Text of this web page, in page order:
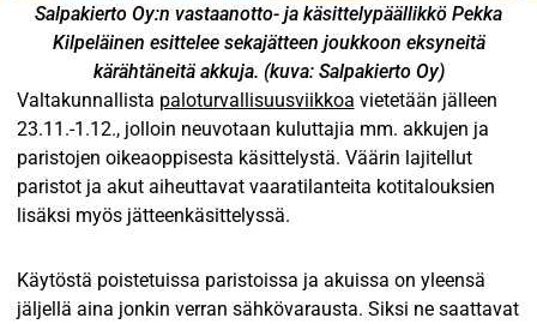
Salpakierto Oy:n vastaanotto- ja käsittelypäällikkö Pekka
Kilpeläinen esittelee sekajätteen joukkoon eksyneitä
kärähtäneitä akkuja. (kuva: Salpakierto Oy)
Valtakunnallista paloturvallisuusviikkoa vietetään jälleen
23.11.-1.12., jolloin neuvotaan kuluttajia mm. akkujen ja
paristojen oikeaoppisesta käsittelystä. Väärin lajitellut
paristot ja akut aiheuttavat vaaratilanteita kotitalouksien
lisäksi myös jätteenkäsittelyssä.
Käytöstä poistetuissa paristoissa ja akuissa on yleensä
jäljellä aina jonkin verran sähkövarausta. Siksi ne saattavat